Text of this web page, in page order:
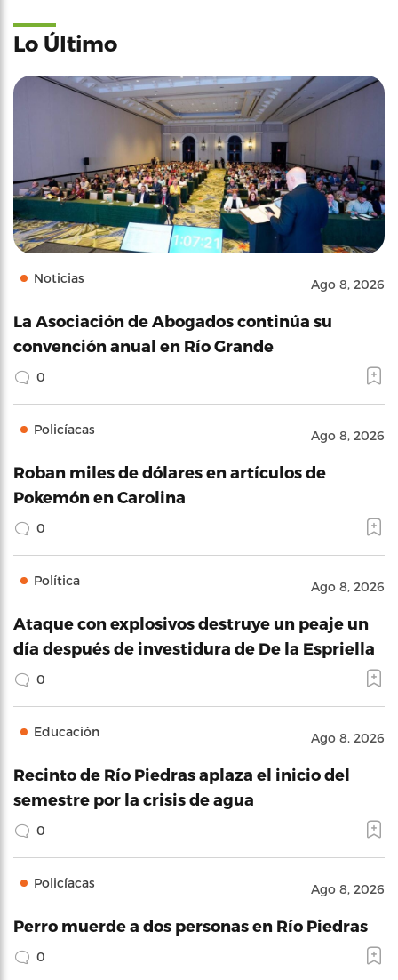
Lo Último
Noticias Ago 8, 2026
La Asociación de Abogados continúa su
convención anual en Río Grande
0
Policíacas Ago 8, 2026
Roban miles de dólares en artículos de
Pokemón en Carolina
0
Política Ago 8, 2026
Ataque con explosivos destruye un peaje un
día después de investidura de De la Espriella
0
Educación Ago 8, 2026
Recinto de Río Piedras aplaza el inicio del
semestre por la crisis de agua
0
Policíacas Ago 8, 2026
Perro muerde a dos personas en Río Piedras
0